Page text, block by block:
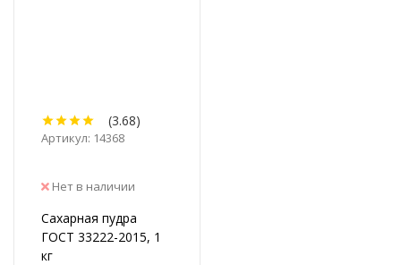
(3.68)
Артикул: 14368
Нет в наличии
Сахарная пудра
ГОСТ 33222-2015, 1
кг